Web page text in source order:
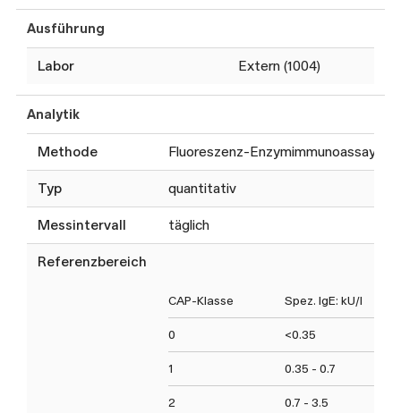
Ausführung
Labor Extern (1004)
Analytik
Methode Fluoreszenz-Enzymimmunoassay
Typ quantitativ
Messintervall täglich
Referenzbereich
CAP-Klasse Spez. IgE: kU/l
0 <0.35
1 0.35 - 0.7
2 0.7 - 3.5